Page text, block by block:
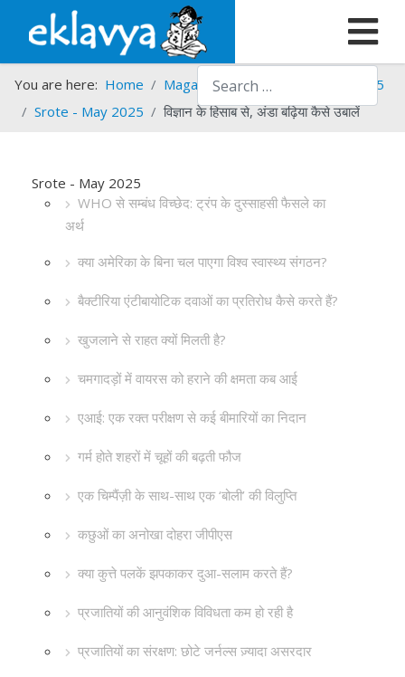
Search
You are here: Home Magazines Srote
Srote - 2025
Srote - May 2025
विज्ञान के हिसाब से, अंडा बढ़िया कैसे उबालें
Srote - May 2025
WHO से सम्बंध विच्छेद: ट्रंप के दुस्साहसी फैसले का
अर्थ
क्या अमेरिका के बिना चल पाएगा विश्व स्वास्थ्य संगठन?
बैक्टीरिया एंटीबायोटिक दवाओं का प्रतिरोध कैसे करते हैं?
खुजलाने से राहत क्यों मिलती है?
चमगादड़ों में वायरस को हराने की क्षमता कब आई
एआई: एक रक्त परीक्षण से कई बीमारियों का निदान
गर्म होते शहरों में चूहों की बढ़ती फौज
एक चिम्पैंज़ी के साथ-साथ एक ‘बोली’ की विलुप्ति
कछुओं का अनोखा दोहरा जीपीएस
क्या कुत्ते पलकें झपकाकर दुआ-सलाम करते हैं?
प्रजातियों की आनुवंशिक विविधता कम हो रही है
प्रजातियों का संरक्षण: छोटे जर्नल्स ज़्यादा असरदार